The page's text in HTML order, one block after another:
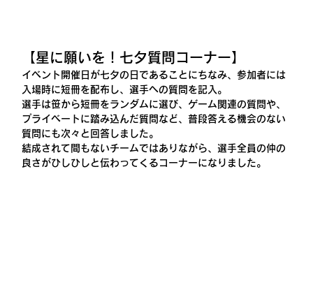
【星に願いを！七夕質問コーナー】
イベント開催日が七夕の日であることにちなみ、参加者には
入場時に短冊を配布し、選手への質問を記入。
選手は笹から短冊をランダムに選び、ゲーム関連の質問や、
プライベートに踏み込んだ質問など、普段答える機会のない
質問にも次々と回答しました。
結成されて間もないチームではありながら、選手全員の仲の
良さがひしひしと伝わってくるコーナーになりました。